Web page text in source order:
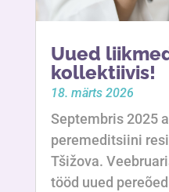
Uued
kollektiivis!
18. märts 2026
Septembris 2025
peremeditsiini
Tšižova.
tööd uued